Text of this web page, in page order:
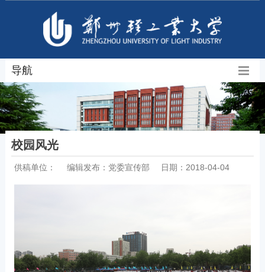
导航
校园风光
供稿单位： 编辑发布：党委宣传部 日期：2018-04-04